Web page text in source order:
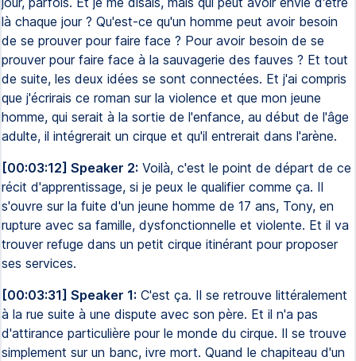
là chaque jour ? Qu'est-ce qu'un homme peut avoir besoin
de se prouver pour faire face ? Pour avoir besoin de se
prouver pour faire face à la sauvagerie des fauves ? Et tout
de suite, les deux idées se sont connectées. Et j'ai compris
que j'écrirais ce roman sur la violence et que mon jeune
homme, qui serait à la sortie de l'enfance, au début de l'âge
adulte, il intégrerait un cirque et qu'il entrerait dans l'arène.
[00:03:12] Speaker 2: Voilà, c'est le point de départ de ce
récit d'apprentissage, si je peux le qualifier comme ça. Il
s'ouvre sur la fuite d'un jeune homme de 17 ans, Tony, en
rupture avec sa famille, dysfonctionnelle et violente. Et il va
trouver refuge dans un petit cirque itinérant pour proposer
ses services.
[00:03:31] Speaker 1: C'est ça. Il se retrouve littéralement
à la rue suite à une dispute avec son père. Et il n'a pas
d'attirance particulière pour le monde du cirque. Il se trouve
simplement sur un banc, ivre mort. Quand le chapiteau d'un